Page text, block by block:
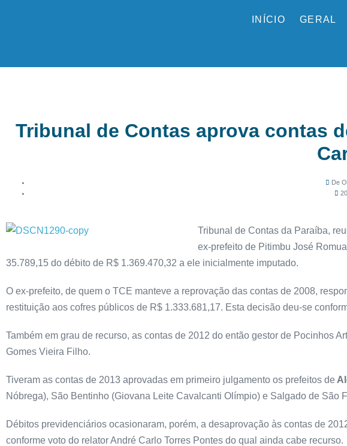
INÍCIO GERAL
Tribunal de Contas aprova contas
De
Tribunal de Contas da Paraíba,
ex-prefeito de Pitimbu José
35.789,15 do débito de R$ 1.369.470,32 a ele inicialmente imputado.
O ex-prefeito, de quem o TCE manteve a reprovação das contas de 2008,
restituição aos cofres públicos de R$ 1.333.681,17. Esta decisão deu-se
Também em grau de recurso, as contas de 2012 do então gestor de Pocinhos
Gomes Vieira Filho.
Tiveram as contas de 2013 aprovadas em primeiro julgamento os prefeitos de
Nóbrega), São Bentinho (Giovana Leite Cavalcanti Olímpio) e Salgado de
Débitos previdenciários ocasionaram, porém, a desaprovação às contas de
conforme voto do relator André Carlo Torres Pontes do qual ainda cabe recurso.